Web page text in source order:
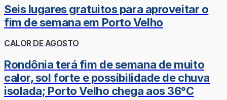
Seis lugares gratuitos para aproveitar o
fim de semana em Porto Velho
CALOR DE AGOSTO
Rondônia terá fim de semana de muito
calor, sol forte e possibilidade de chuva
isolada; Porto Velho chega aos 36°C